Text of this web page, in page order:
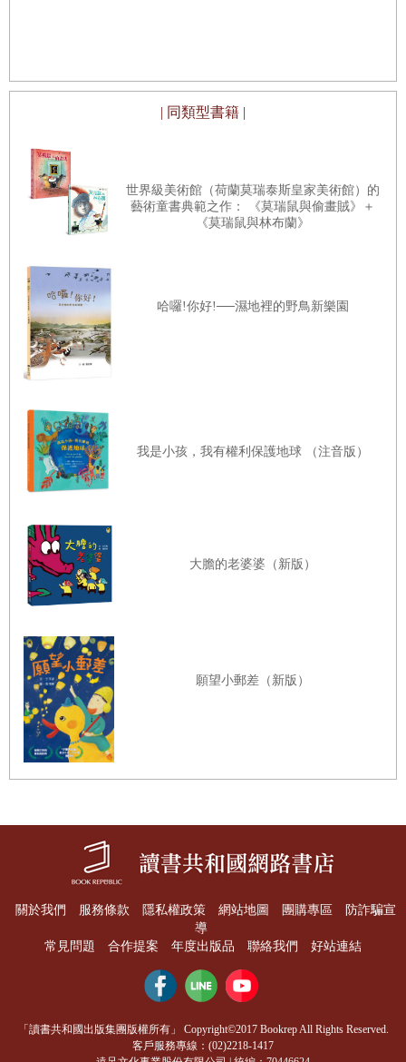
| 同類型書籍 |
世界級美術館（荷蘭莫瑞泰斯皇家美術館）的
藝術童書典範之作： 《莫瑞鼠與偷畫賊》＋
《莫瑞鼠與林布蘭》
哈囉!你好!──濕地裡的野鳥新樂園
我是小孩，我有權利保護地球 （注音版）
大膽的老婆婆（新版）
願望小郵差（新版）
關於我們 服務條款 隱私權政策 網站地圖 團購專區
防詐騙宣
導
常見問題
合作提案 年度出版品 聯絡我們 好站連結
「讀書共和國出版集團版權所有」 Copyright©2017 Bookrep All Rights Reserved.
客戶服務專線：(02)2218-1417